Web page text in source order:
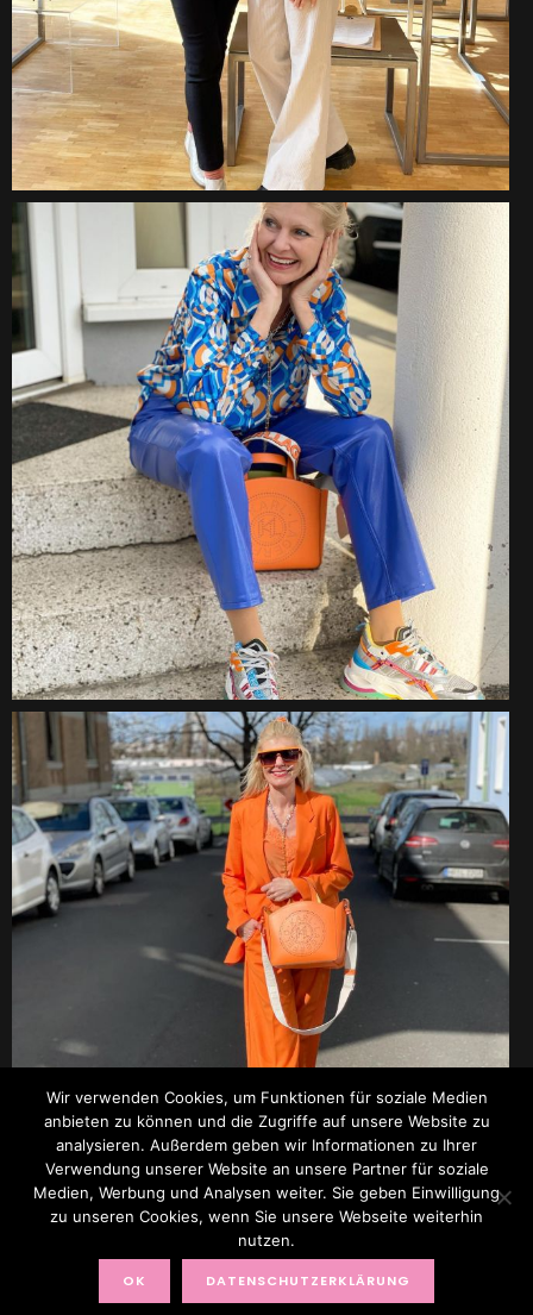
© 2017 TOPAGEMODEL BY RENATE ZOTT
FACEBOOK X (TWITTER) INSTAGRAM
Wir verwenden Cookies, um Funktionen für soziale Medien
anbieten zu können und die Zugriffe auf unsere Website zu
analysieren. Außerdem geben wir Informationen zu Ihrer
Verwendung unserer Website an unsere Partner für soziale
Medien, Werbung und Analysen weiter. Sie geben Einwilligung
zu unseren Cookies, wenn Sie unsere Webseite weiterhin
nutzen.
OK DATENSCHUTZERKLÄRUNG